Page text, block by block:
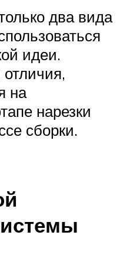
два вида
идеи.
на
нарезки
сборки.